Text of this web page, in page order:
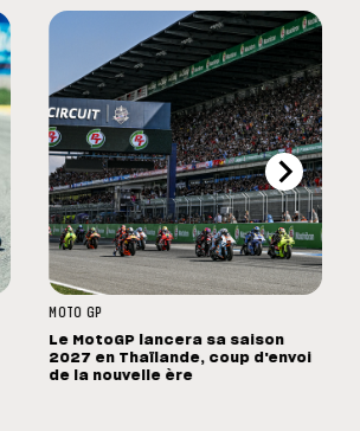
MOTO GP
Le MotoGP lancera sa saison
2027 en Thaïlande, coup d'envoi
de la nouvelle ère